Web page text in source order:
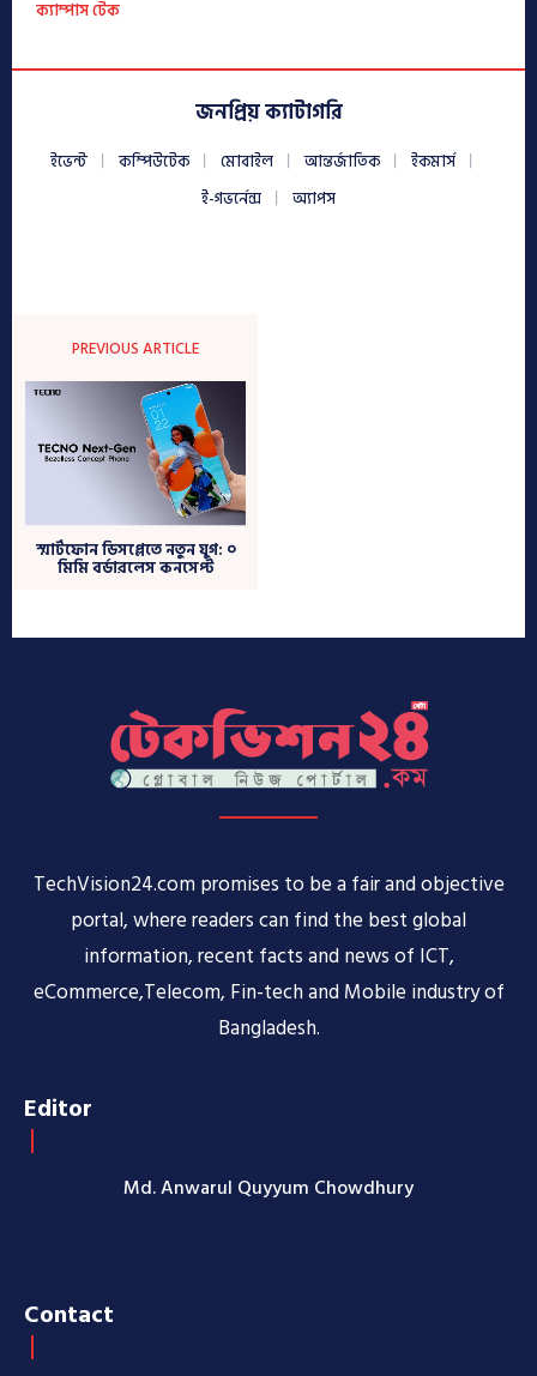
TechVision24.com promises to be a fair and objective
portal, where readers can find the best global
information, recent facts and news of ICT,
eCommerce,Telecom, Fin-tech and Mobile industry of
Bangladesh.
Editor
Md. Anwarul Quyyum Chowdhury
Contact